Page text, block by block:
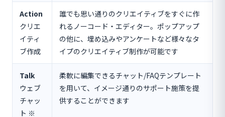
Action
クリエ
イティ
ブ作成
誰でも思い通りのクリエイティブをすぐに作
れるノーコード・エディター。ポップアップ
の他に、埋め込みやアンケートなど様々なタ
イプのクリエイティブ制作が可能です
Talk
ウェブ
チャッ
ト ※
柔軟に編集できるチャット/FAQテンプレート
を用いて、イメージ通りのサポート施策を提
供することができます